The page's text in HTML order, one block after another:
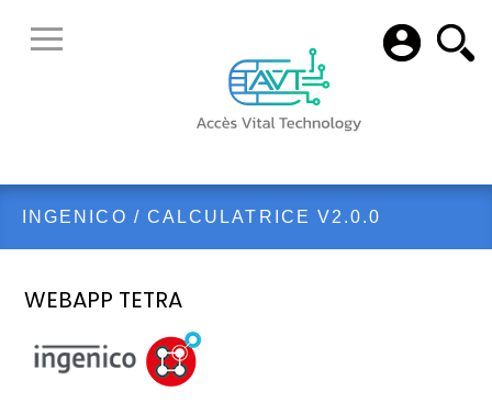
INGENICO / CALCULATRICE V2.0.0
WEBAPP TETRA